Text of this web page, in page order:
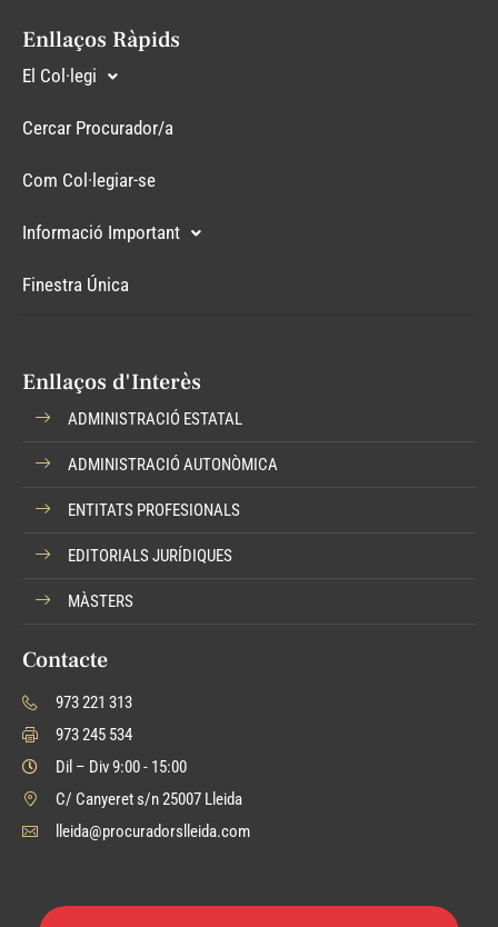
Enllaços Ràpids
El Col·legi
Cercar Procurador/a
Com Col·legiar-se
Informació Important
Finestra Única
Enllaços d'Interès
ADMINISTRACIÓ ESTATAL
ADMINISTRACIÓ AUTONÒMICA
ENTITATS PROFESIONALS
EDITORIALS JURÍDIQUES
MÀSTERS
Contacte
973 221 313
973 245 534
Dil – Div 9:00 - 15:00
C/ Canyeret s/n 25007 Lleida
lleida@procuradorslleida.com